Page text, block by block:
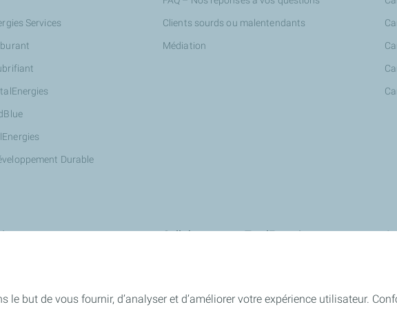
Services
Durable
Clients sourds ou malentendants
Médiation
Collaborer avec TotalEnergies
but de vous fournir, d’analyser et d’améliorer votre expérience utilisateur.